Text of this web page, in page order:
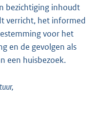
bezichtiging inhoudt
verricht, het informed
voor het
en de gevolgen als
een huisbezoek.